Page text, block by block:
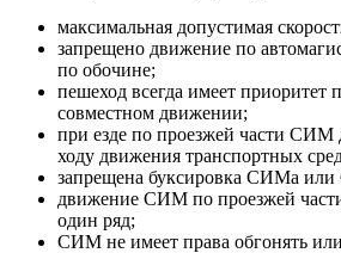
максимальная допустимая
запрещено движение по
по обочине;
пешеход всегда имеет
совместном движении;
при езде по проезжей части СИМ
ходу движения транспортных
запрещена буксировка СИМа
движение СИМ по проезжей
один ряд;
СИМ не имеет права обгонять